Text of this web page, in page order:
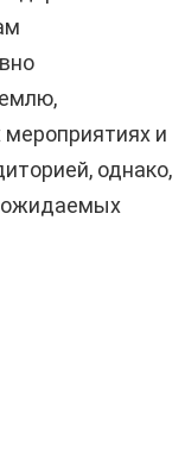
мероприятиях и
однако,
ожидаемых